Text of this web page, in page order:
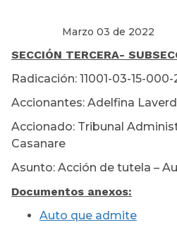
Marzo 03 de 2022
SECCIÓN TERCERA-
Radicación: 11001-03-15-
Accionantes: Adelfina
Accionado: Tribunal
Casanare
Asunto: Acción de tutela –
Documentos anexos:
Auto que admite